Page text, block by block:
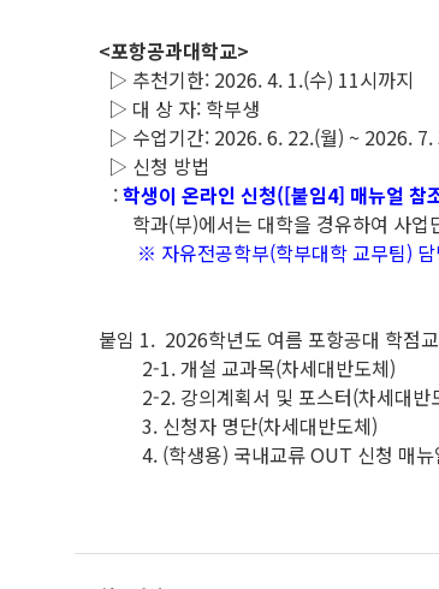
<포항공과대학교>
▷ 추천기한: 2026. 4. 1.(수) 11시까지
▷ 대 상 자: 학부생
▷ 수업기간: 2026. 6. 22.(월) ~ 2026. 7.
▷ 신청 방법
:학생이 온라인 신청([붙임4] 매뉴얼 참
학과(부)에서는 대학을 경유하여 사업
※ 자유전공학부(학부대학 교무팀)
붙임 1. 2026학년도 여름 포항공대 학점
2-1. 개설 교과목(차세대반도체)
2-2. 강의계획서 및 포스터(차세대반
3. 신청자 명단(차세대반도체)
4. (학생용) 국내교류 OUT 신청 매뉴